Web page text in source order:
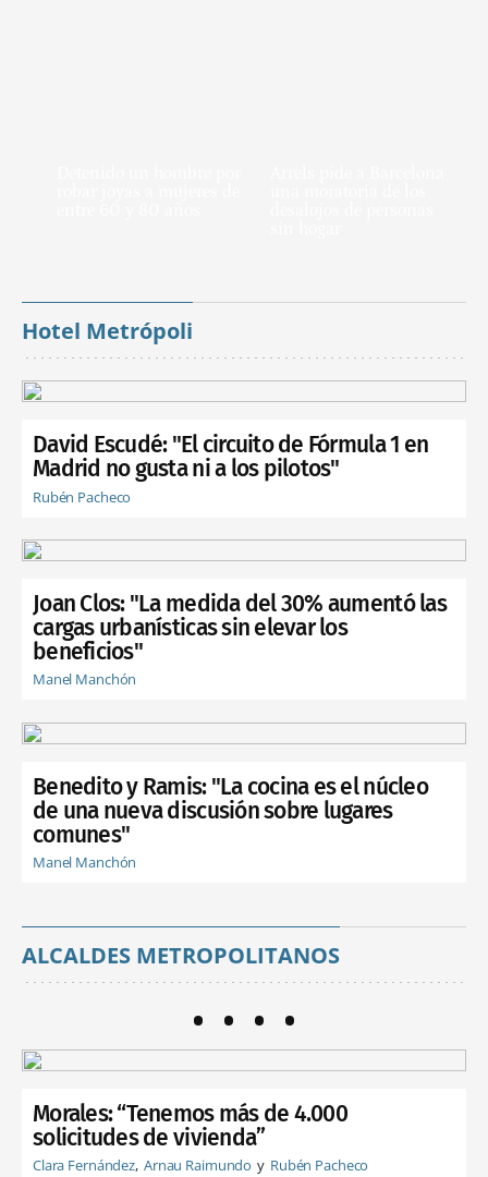
Hotel Metrópoli
David Escudé: "El circuito de Fórmula 1 en
Madrid no gusta ni a los pilotos"
Rubén Pacheco
Joan Clos: "La medida del 30% aumentó las
cargas urbanísticas sin elevar los
beneficios"
Manel Manchón
Benedito y Ramis: "La cocina es el núcleo
de una nueva discusión sobre lugares
comunes"
Manel Manchón
ALCALDES METROPOLITANOS
Morales: “Tenemos más de 4.000
solicitudes de vivienda”
Clara Fernández Arnau Raimundo Rubén Pacheco